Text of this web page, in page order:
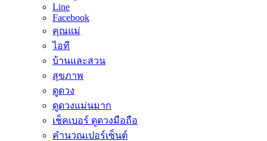
Line
Facebook
คุณแม่
ไอที
บ้านและสวน
สุขภาพ
ดูดวง
ดูดวงแม่นมาก
เช็คเบอร์ ดูดวงมือถือ
คำนวณเปอร์เซ็นต์